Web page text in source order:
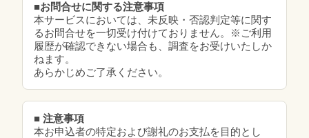
■お問合せに関する注意事項
本サービスにおいては、未反映・否認判定等に関す
るお問合せを一切受け付けておりません。※ご利用
履歴が確認できない場合も、調査をお受けいたしか
ねます。
あらかじめご了承ください。
■ 注意事項
本お申込者の特定および謝礼のお支払を目的とし